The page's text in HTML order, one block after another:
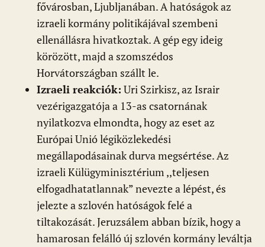
fővárosban, Ljubljanában. A hatóságok az
izraeli kormány politikájával szembeni
ellenállásra hivatkoztak. A gép egy ideig
körözött, majd a szomszédos
Horvátországban szállt le.
Izraeli reakciók: Uri Szirkisz, az Israir
vezérigazgatója a 13-as csatornának
nyilatkozva elmondta, hogy az eset az
Európai Unió légiközlekedési
megállapodásainak durva megsértése. Az
izraeli Külügyminisztérium ,,teljesen
elfogadhatatlannak” nevezte a lépést, és
jelezte a szlovén hatóságok felé a
tiltakozását. Jeruzsálem abban bízik, hogy a
hamarosan felálló új szlovén kormány leváltja